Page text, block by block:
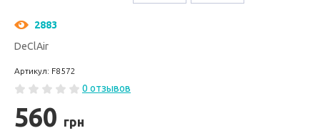
2883
DeClAir
Артикул: F8572
0 отзывов
560 грн